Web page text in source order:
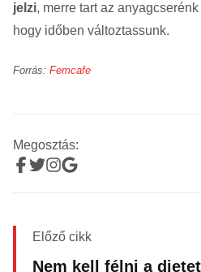
jelzi, merre tart az
hogy időben változtassunk.
Forrás: Femcafe
Megosztás:
Előző cikk
Nem kell félni a